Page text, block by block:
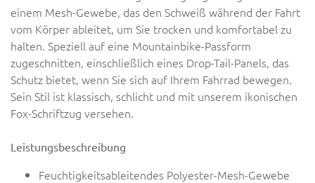
einem Mesh-Gewebe, das den Schweiß während der Fahrt
vom Körper ableitet, um Sie trocken und komfortabel zu
halten. Speziell auf eine Mountainbike-Passform
zugeschnitten, einschließlich eines Drop-Tail-Panels, das
Schutz bietet, wenn Sie sich auf Ihrem Fahrrad bewegen.
Sein Stil ist klassisch, schlicht und mit unserem ikonischen
Fox-Schriftzug versehen.
Leistungsbeschreibung
Feuchtigkeitsableitendes Polyester-Mesh-Gewebe